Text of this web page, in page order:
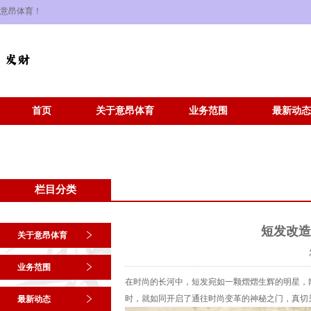
意昂体育！
首页 关于意昂体育 业务范围 最新动态
栏目分类
关于意昂体育
业务范围
最新动态
短发改
在时尚的长河中，短发宛如一颗熠熠生辉的明星
时，就如同开启了通往时尚变革的神秘之门，真